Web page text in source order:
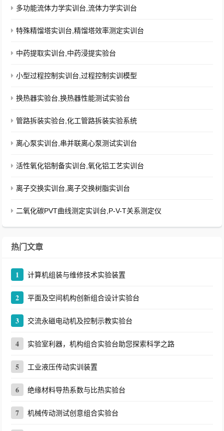
多功能流体力学实训台,流体力学实训台
特殊精馏塔实训台,精馏塔效率测定实训台
中药提取实训台,中药浸提实验台
小型过程控制实训台,过程控制实训模型
换热器实验台,换热器性能测试实验台
管路拆装实验台,化工管路拆装实验系统
离心泵实训台,串并联离心泵测试实训台
活性氧化铝制备实训台,氧化铝工艺实训台
离子交换实训台,离子交换树脂实训台
二氧化碳PVT曲线测定实训台,P-V-T关系测定仪
热门文章
1 计算机组装与维修技术实验装置
2 平面及空间机构创新组合设计实验台
3 交流永磁电动机及控制示教实验台
4 实验室利器，机构组合实验台助您探索科学之路
5 工业液压传动实训装置
6 绝缘材料导热系数与比热实验台
7 机械传动测试创意组合实验台